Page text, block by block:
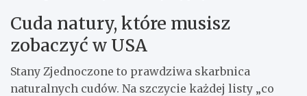
Cuda natury, które musisz
zobaczyć w USA
Stany Zjednoczone to prawdziwa skarbnica
naturalnych cudów. Na szczycie każdej listy „co